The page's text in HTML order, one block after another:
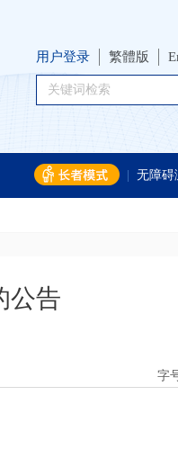
用户登录 繁體版
无障碍
公告
字